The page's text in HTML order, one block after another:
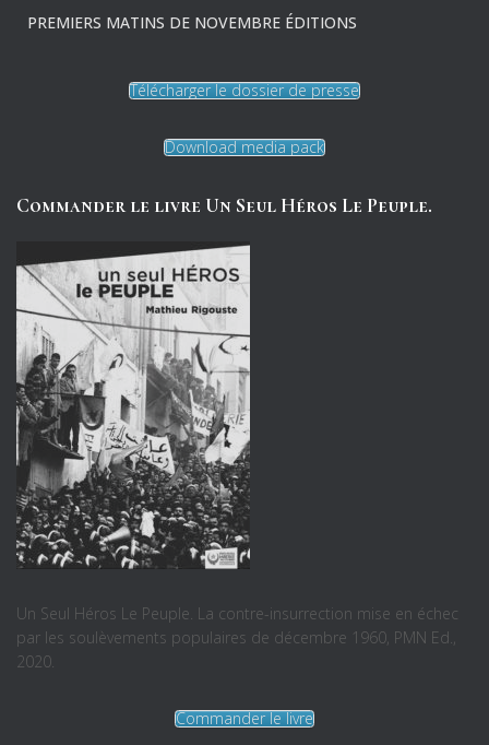
PREMIERS MATINS DE NOVEMBRE ÉDITIONS
Télécharger le dossier de presse
Download media pack
Commander le livre Un Seul Héros Le Peuple.
Un Seul Héros Le Peuple. La contre-insurrection mise en échec
par les soulèvements populaires de décembre 1960, PMN Ed.,
2020.
Commander le livre